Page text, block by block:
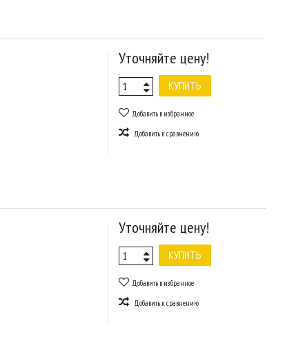
Уточняйте цену!
КУПИТЬ
Добавить в избранное
Добавить к сравнению
Уточняйте цену!
КУПИТЬ
Добавить в избранное
Добавить к сравнению